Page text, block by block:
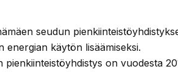
seudun
energian käytön lisäämiseksi.
pienkiinteistöyhdistys on vuodesta